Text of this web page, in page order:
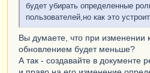
будет убирать определенные
пользователей,но как это
Вы думаете, что при изменении
обновлением будет меньше?
А так - создавайте в документе